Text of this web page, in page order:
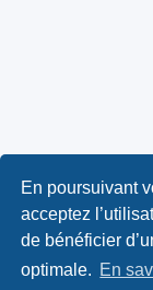
En poursuivant
acceptez
de bénéficier
optimale. En